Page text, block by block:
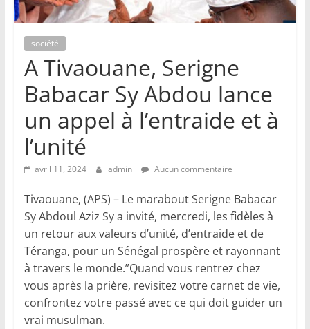
société
A Tivaouane, Serigne
Babacar Sy Abdou lance
un appel à l’entraide et à
l’unité
avril 11, 2024 admin Aucun commentaire
Tivaouane, (APS) – Le marabout Serigne Babacar
Sy Abdoul Aziz Sy a invité, mercredi, les fidèles à
un retour aux valeurs d’unité, d’entraide et de
Téranga, pour un Sénégal prospère et rayonnant
à travers le monde.”Quand vous rentrez chez
vous après la prière, revisitez votre carnet de vie,
confrontez votre passé avec ce qui doit guider un
vrai musulman.